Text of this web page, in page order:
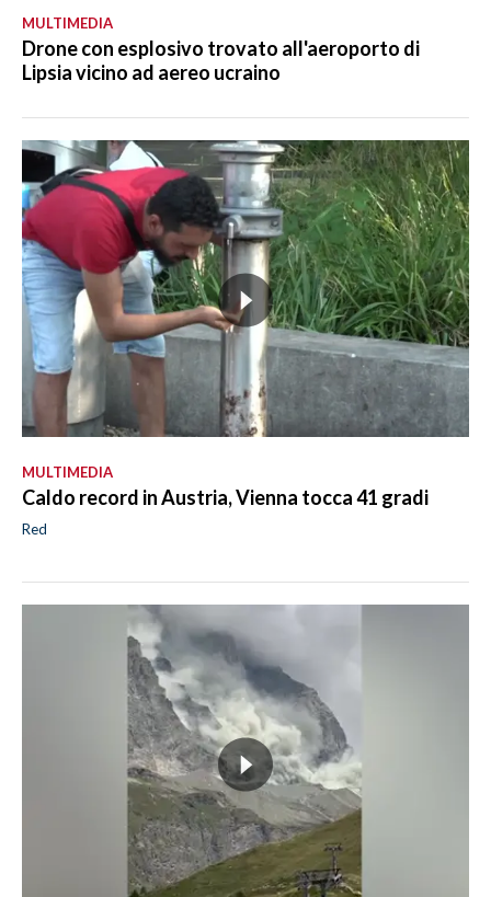
MULTIMEDIA
Drone con esplosivo trovato all'aeroporto di
Lipsia vicino ad aereo ucraino
MULTIMEDIA
Caldo record in Austria, Vienna tocca 41 gradi
Red